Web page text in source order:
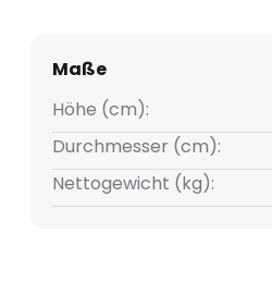
Maße
Höhe (cm):
Durchmesser (cm):
Nettogewicht (kg):